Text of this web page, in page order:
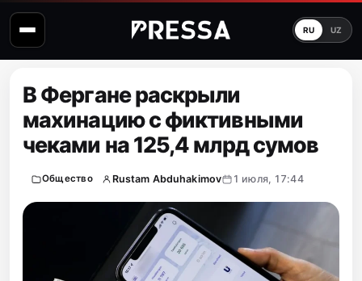
RU UZ
В Фергане раскрыли
махинацию с фиктивными
чеками на 125,4 млрд сумов
Общество Rustam Abduhakimov 1 июля, 17:44